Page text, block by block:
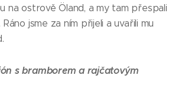
na ostrově Öland, a my tam přespali
jsme za ním přijeli a uvařili mu
s bramborem a rajčatovým